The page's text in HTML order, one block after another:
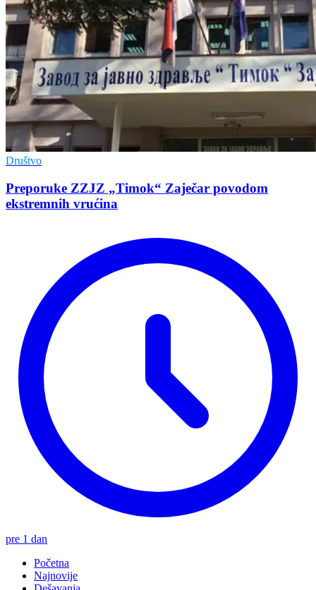
Društvo
Preporuke ZZJZ „Timok“ Zaječar povodom
ekstremnih vrućina
pre 1 dan
Početna
Najnovije